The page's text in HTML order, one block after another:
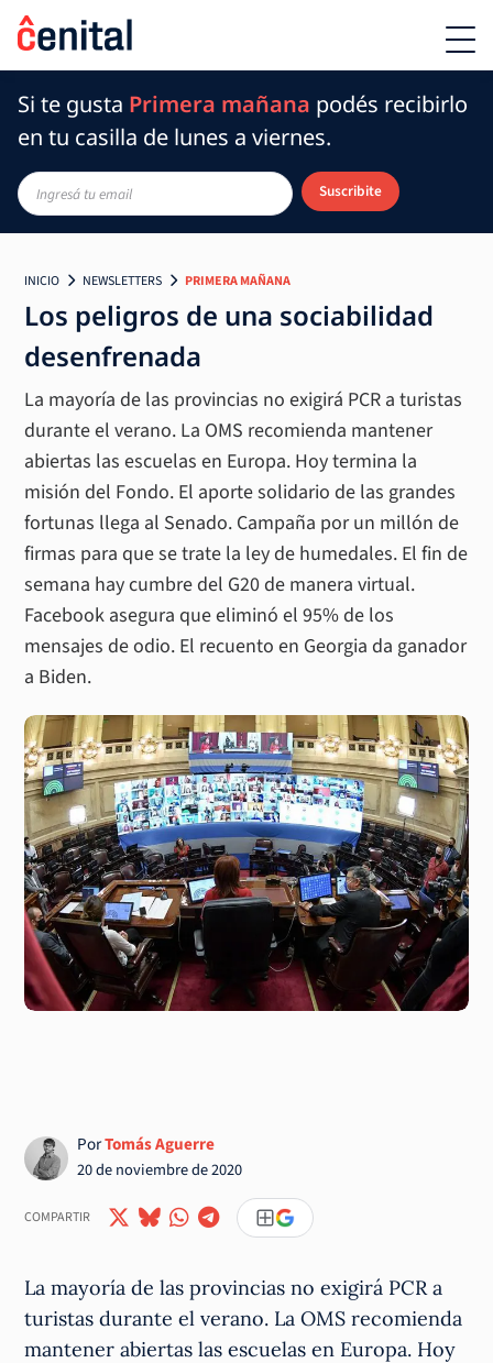
Si te gusta Primera mañana podés recibirlo
en tu casilla de lunes a viernes.
Suscribite
INICIO NEWSLETTERS PRIMERA MAÑANA
Los peligros de una sociabilidad
desenfrenada
La mayoría de las provincias no exigirá PCR a turistas
durante el verano. La OMS recomienda mantener
abiertas las escuelas en Europa. Hoy termina la
misión del Fondo. El aporte solidario de las grandes
fortunas llega al Senado. Campaña por un millón de
firmas para que se trate la ley de humedales. El fin de
semana hay cumbre del G20 de manera virtual.
Facebook asegura que eliminó el 95% de los
mensajes de odio. El recuento en Georgia da ganador
a Biden.
PorTomás Aguerre
20 de noviembre de 2020
COMPARTIR
La mayoría de las provincias no exigirá PCR a
turistas durante el verano. La OMS recomienda
mantener abiertas las escuelas en Europa. Hoy